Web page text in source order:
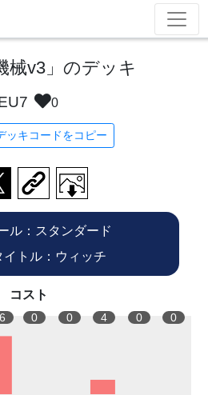
械v3」のデッキ
0
ッキコードをコピー
ル：スタンダード
イトル：ウィッチ
コスト
0 0 4 0 0